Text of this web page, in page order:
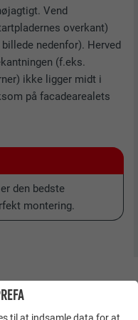
Vend
overkant)
nedenfor). Herved
(f.eks.
ikke ligger midt i
på facadearealets
den bedste
montering.